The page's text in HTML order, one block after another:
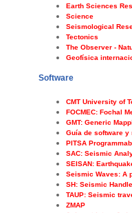
Earth Sciences
Science
Seismological
Tectonics
The Observer -
Geofísica
Software
CMT University of
FOCMEC: Fochal
GMT: Generic
Guía de software y
PITSA
SAC: Seismic
SEISAN:
Seismic Waves: A
SH: Seismic
TAUP: Seismic
ZMAP